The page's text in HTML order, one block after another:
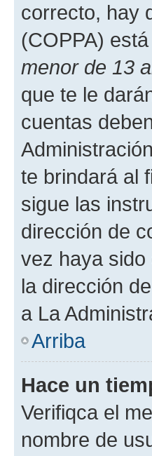
correcto, hay
(COPPA)
menor de 13
que te le
cuentas
te brindará al
sigue las
dirección de
vez haya
la dirección
a La
Arriba
Hace un
Verifiqca el
nombre de